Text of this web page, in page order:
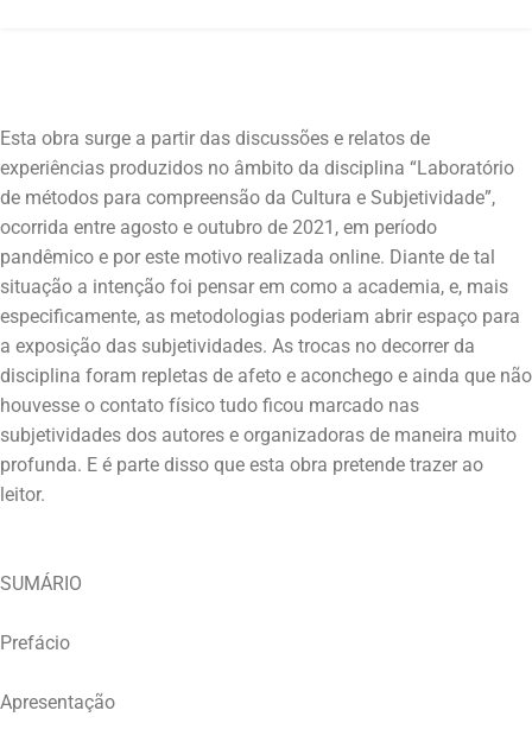
Esta obra surge a partir das discussões e relatos de
experiências produzidos no âmbito da disciplina “Laboratório
de métodos para compreensão da Cultura e Subjetividade”,
ocorrida entre agosto e outubro de 2021, em período
pandêmico e por este motivo realizada online. Diante de tal
situação a intenção foi pensar em como a academia, e, mais
especificamente, as metodologias poderiam abrir espaço para
a exposição das subjetividades. As trocas no decorrer da
disciplina foram repletas de afeto e aconchego e ainda que não
houvesse o contato físico tudo ficou marcado nas
subjetividades dos autores e organizadoras de maneira muito
profunda. E é parte disso que esta obra pretende trazer ao
SUMÁRIO
Prefácio
Apresentação